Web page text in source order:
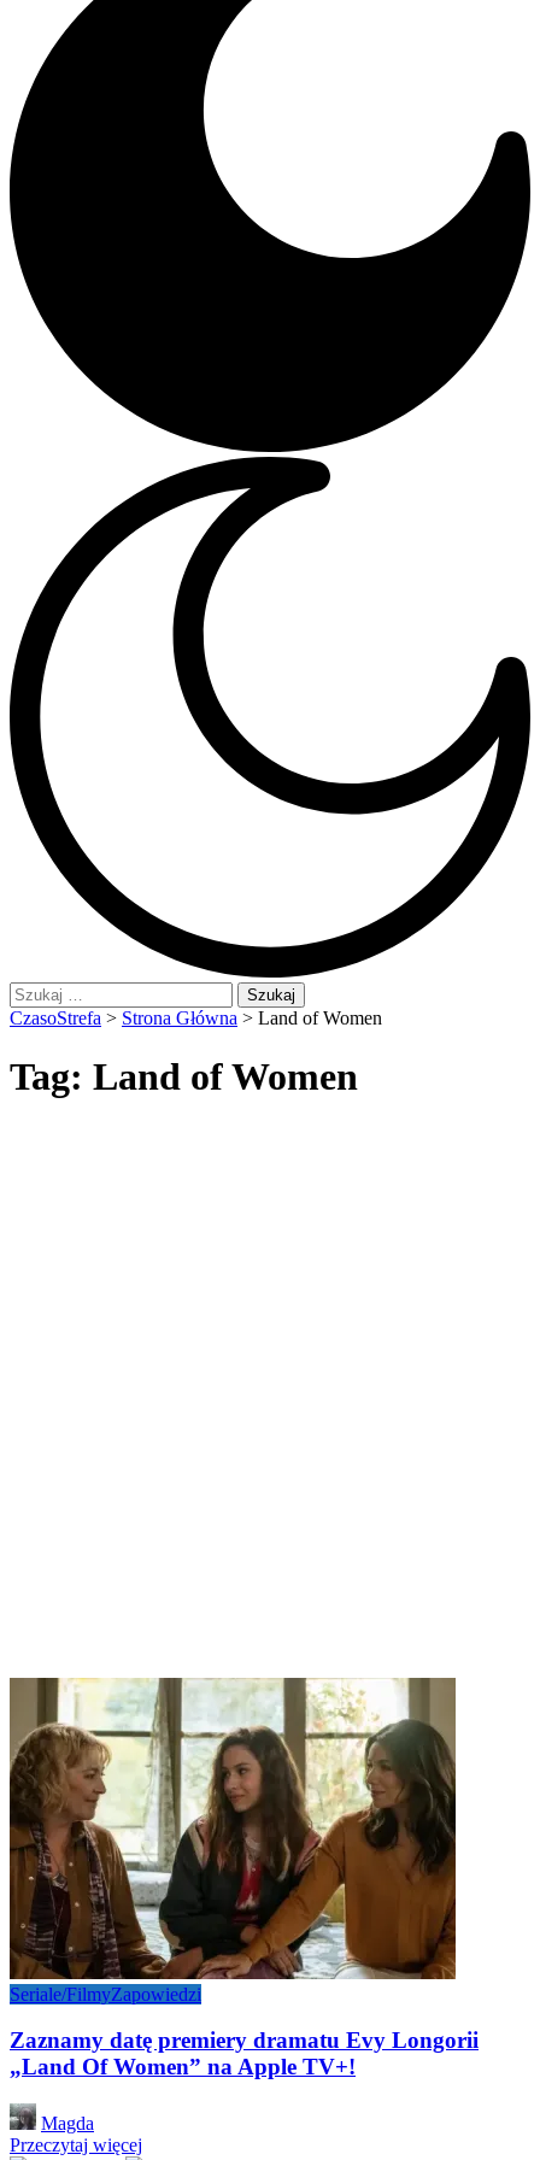
Szukaj:
CzasoStrefa > Strona Główna > Land of Women
Tag: Land of Women
Seriale/FilmyZapowiedzi
Zaznamy datę premiery dramatu Evy Longorii
„Land Of Women” na Apple TV+!
Posted
by
Magda
Przeczytaj więcej